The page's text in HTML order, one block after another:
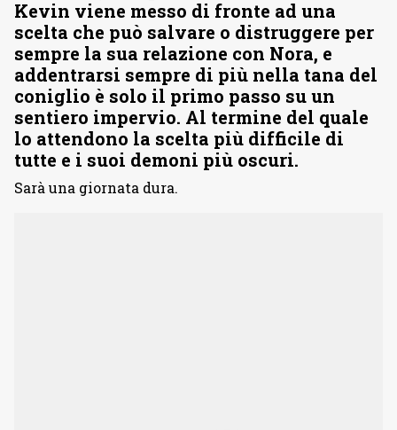
Kevin viene messo di fronte ad una
scelta che può salvare o distruggere per
sempre la sua relazione con Nora, e
addentrarsi sempre di più nella tana del
coniglio è solo il primo passo su un
sentiero impervio. Al termine del quale
lo attendono la scelta più difficile di
tutte e i suoi demoni più oscuri.
Sarà una giornata dura.